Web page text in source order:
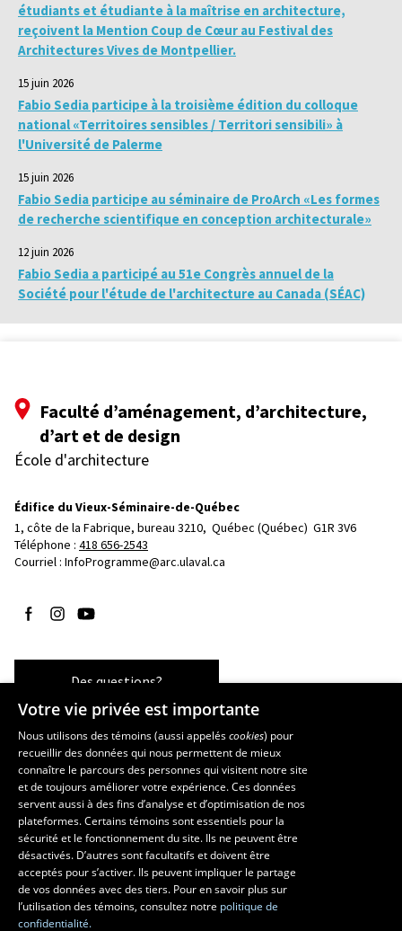
étudiants et étudiante à la maîtrise en architecture,
reçoivent la Mention Coup de Cœur au Festival des
Architectures Vives de Montpellier.
15 juin 2026
Fabio Sedia participe à la troisième édition du colloque
national «Territoires sensibles / Territori sensibili» à
l'Université de Palerme
15 juin 2026
Fabio Sedia participe au séminaire de ProArch «Les formes
de recherche scientifique en conception architecturale»
12 juin 2026
Fabio Sedia a participé au 51e Congrès annuel de la
Société pour l'étude de l'architecture au Canada (SÉAC)
Faculté d’aménagement, d’architecture,
d’art et de design
École d'architecture
Édifice du Vieux-Séminaire-de-Québec
1, côte de la Fabrique, bureau 3210, Québec (Québec)  G1R 3V6
Téléphone : 418 656-2543
Courriel : InfoProgramme@arc.ulaval.ca
Suivez-nous sur Facebook
Suivez-nous sur Instagram
Suivez-nous sur YouTube
Des questions?
Les écoles et la recherche
École d’art
École supérieure d’aménagement du territoire et de développement
régional
École de design
Centre de recherche en aménagement et développement
Votre vie privée est importante
Nous utilisons des témoins (aussi appeléscookies) pour
recueillir des données qui nous permettent de mieux
connaître le parcours des personnes qui visitent notre site
et de toujours améliorer votre expérience. Ces données
servent aussi à des fins d’analyse et d’optimisation de nos
plateformes. Certains témoins sont essentiels pour la
sécurité et le fonctionnement du site. Ils ne peuvent être
désactivés. D’autres sont facultatifs et doivent être
acceptés pour s’activer. Ils peuvent impliquer le partage
de vos données avec des tiers. Pour en savoir plus sur
l’utilisation des témoins, consultez notre politique de
confidentialité.